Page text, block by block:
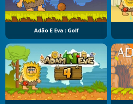
Adão E Eva : Golf